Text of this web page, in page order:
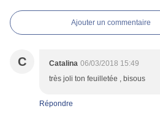
Ajouter un commentaire
C Catalina 06/03/2018 15:49
très joli ton feuilletée , bisous
Répondre